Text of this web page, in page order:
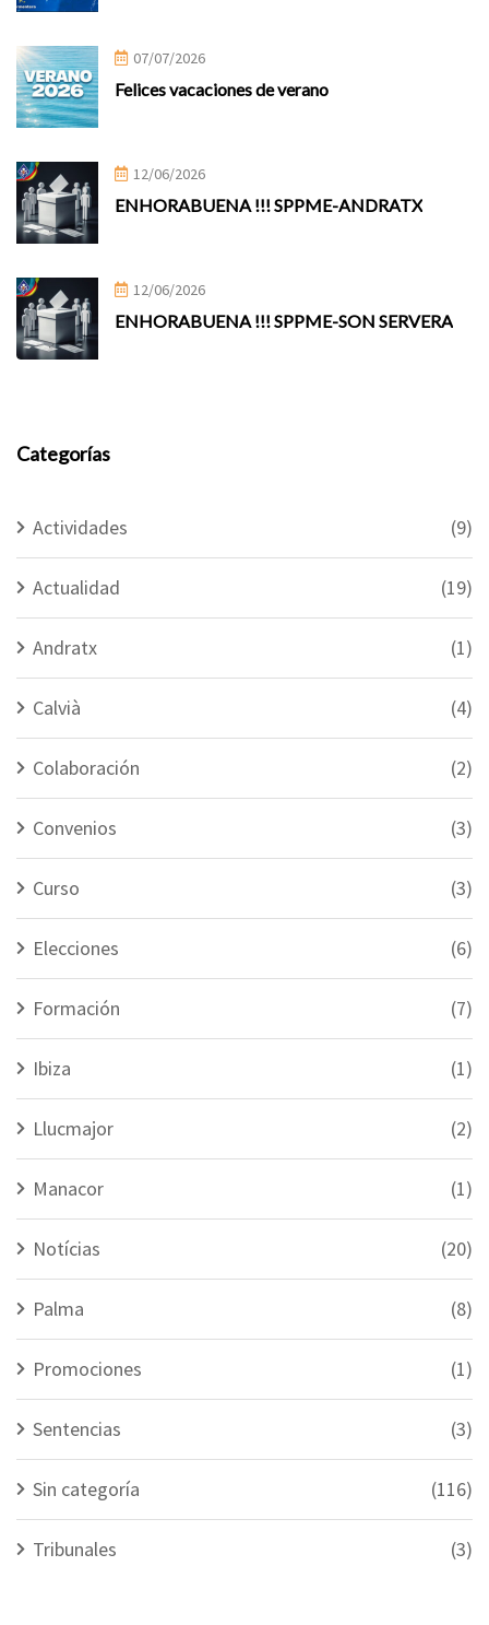
07/07/2026
Felices vacaciones de verano
12/06/2026
ENHORABUENA !!! SPPME-ANDRATX
12/06/2026
ENHORABUENA !!! SPPME-SON SERVERA
Categorías
Actividades (9)
Actualidad (19)
Andratx (1)
Calvià (4)
Colaboración (2)
Convenios (3)
Curso (3)
Elecciones (6)
Formación (7)
Ibiza (1)
Llucmajor (2)
Manacor (1)
Notícias (20)
Palma (8)
Promociones (1)
Sentencias (3)
Sin categoría (116)
Tribunales (3)